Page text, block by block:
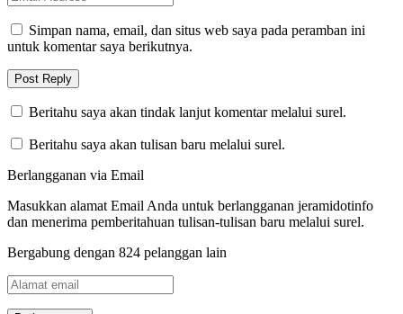
Simpan nama, email, dan situs web saya pada peramban ini
untuk komentar saya berikutnya.
Beritahu saya akan tindak lanjut komentar melalui surel.
Beritahu saya akan tulisan baru melalui surel.
Berlangganan via Email
Masukkan alamat Email Anda untuk berlangganan jeramidotinfo
dan menerima pemberitahuan tulisan-tulisan baru melalui surel.
Bergabung dengan 824 pelanggan lain
Alamat
email